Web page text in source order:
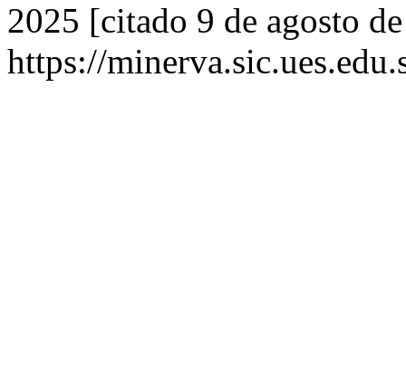
2025 [citado 9 de agosto
https://